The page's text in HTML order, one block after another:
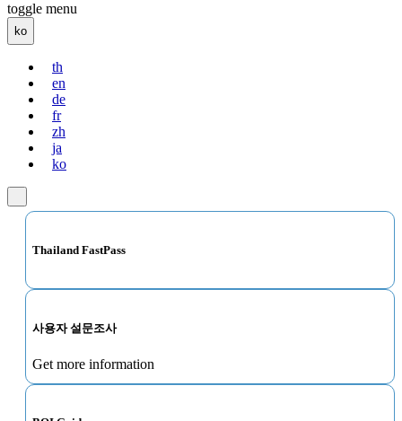
toggle menu
ko
th
en
de
fr
zh
ja
ko
Thailand FastPass
사용자 설문조사
Get more information